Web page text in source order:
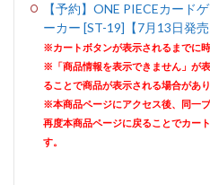
【予約】ONE PIECEカード
ーカー [ST-19]【7月13日発売
※カートボタンが表示されるまでに
※「商品情報を表示できません」が
ることで商品が表示される場合があり
※本商品ページにアクセス後、同一
再度本商品ページに戻ることでカー
す。